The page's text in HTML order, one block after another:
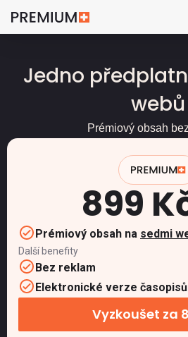
Jedno
webů
Prémiový obsah
899
Prémiový obsah na sedmi
Další benefity
Bez reklam
Elektronické verze časopisů
Vyzkoušet za